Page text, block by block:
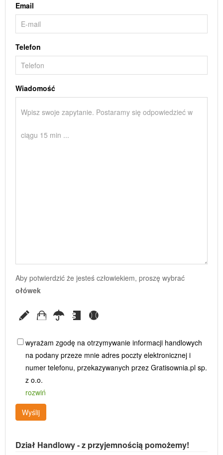
Email
Telefon
Wiadomość
Aby potwierdzić że jesteś człowiekiem, proszę wybrać
ołówek
wyrażam zgodę na otrzymywanie informacji handlowych
na podany przeze mnie adres poczty elektronicznej i
numer telefonu, przekazywanych przez Gratisownia.pl sp.
z o.o.
rozwiń
Wyślij
Dział Handlowy - z przyjemnością pomożemy!